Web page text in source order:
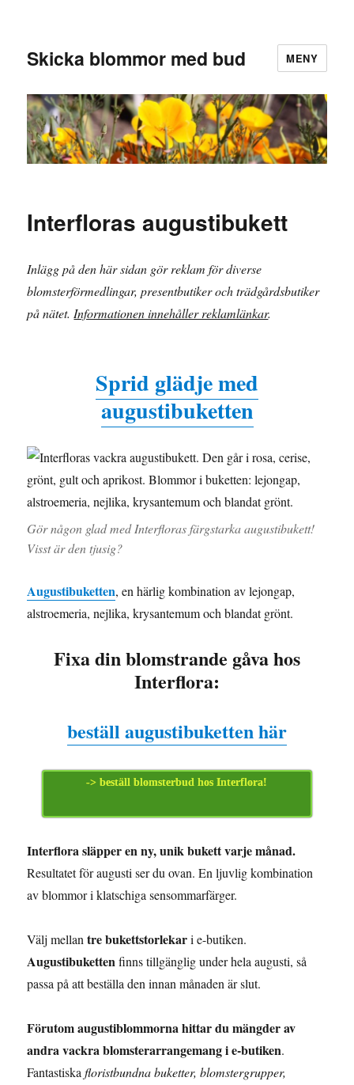
Skicka blommor med bud MENY
Interfloras augustibukett
Inlägg på den här sidan gör reklam för diverse
blomsterförmedlingar, presentbutiker och trädgårdsbutiker
på nätet.Informationen innehåller reklamlänkar.
Sprid glädje med
augustibuketten
Gör någon glad med Interfloras färgstarka augustibukett!
Visst är den tjusig?
Augustibuketten, en härlig kombination av lejongap,
alstroemeria, nejlika, krysantemum och blandat grönt.
Fixa din blomstrande gåva hos
Interflora:
beställ augustibuketten här
-> beställ blomsterbud hos Interflora!
Interflora släpper en ny, unik bukett varje månad.
Resultatet för augusti ser du ovan. En ljuvlig kombination
av blommor i klatschiga sensommarfärger.
Välj mellantre bukettstorlekari e-butiken.
Augustibukettenfinns tillgänglig under hela augusti, så
passa på att beställa den innan månaden är slut.
Förutom augustiblommorna hittar du mängder av
andra vackra blomsterarrangemang i e-butiken.
Fantastiskafloristbundna buketter, blomstergrupper,